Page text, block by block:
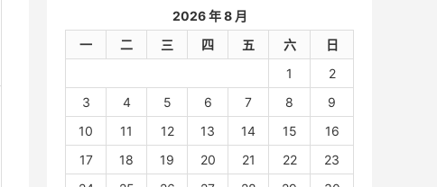
2026 年 8 月
一
二 三 四 五 六
日
1
2
3
4 5 6 7 8
9
10
11 12 13 14 15
16
17
18 19 20 21 22
23